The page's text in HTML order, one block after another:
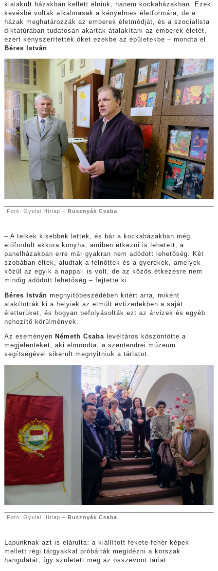
kialakult házakban kellett élniük, hanem kockaházakban. Ezek
kevésbé voltak alkalmasak a kényelmes életformára, de a
házak meghatározzák az emberek életmódját, és a szocialista
diktatúrában tudatosan akarták átalakítani az emberek életét,
ezért kényszerítették őket ezekbe az épületekbe – mondta el
Béres István
Fotó: Gyulai Hírlap – Rusznyák Csaba
– A telkek kisebbek lettek, és bár a kockaházakban még
előfordult akkora konyha, amiben étkezni is lehetett, a
panelházakban erre már gyakran nem adódott lehetőség. Két
szobában éltek, aludtak a felnőttek és a gyerekek, amelyek
közül az egyik a nappali is volt, de az közös étkezésre nem
mindig adódott lehetőség – fejtette ki.
Béres István megnyitóbeszédében kitért arra, miként
alakították ki a helyiek az elmúlt évtizedekben a saját
életterüket, és hogyan befolyásolták ezt az árvizek és egyéb
nehezítő körülmények.
Az eseményen Németh Csabalevéltáros köszöntötte a
megjelenteket, aki elmondta, a szentendrei múzeum
segítségével sikerült megnyitniuk a tárlatot.
Fotó: Gyulai Hírlap – Rusznyák Csaba
Lapunknak azt is elárulta: a kiállított fekete-fehér képek
mellett régi tárgyakkal próbálták megidézni a korszak
hangulatát, így született meg az összevont tárlat.